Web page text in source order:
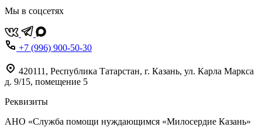
Мы в соцсетях
+7 (996) 900-50-30
420111 , Республика Татарстан, г. Казань, ул. Карла Маркса
д. 9/15, помещение 5
Реквизиты
АНО «Служба помощи нуждающимся «Милосердие Казань»